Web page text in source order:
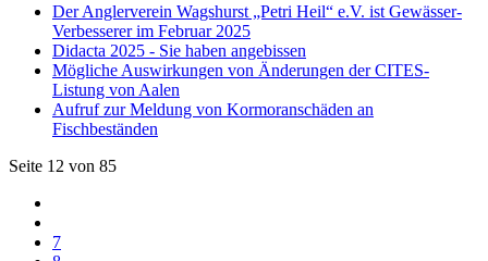
Der Anglerverein Wagshurst „Petri Heil“ e.V. ist Gewässer-
Verbesserer im Februar 2025
Didacta 2025 - Sie haben angebissen
Mögliche Auswirkungen von Änderungen der CITES-
Listung von Aalen
Aufruf zur Meldung von Kormoranschäden an
Fischbeständen
Seite 12 von 85
7